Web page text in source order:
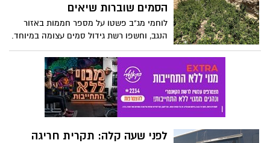
הסמים שוברות שיאים
לוחמי מג"ב פשטו על מספר חממות באזור
הנגב, וחשפו רשת גידול סמים עצומה במיוחד.
כך זה נראה מהשטח
לפני שעה קלה: תקרית חריגה